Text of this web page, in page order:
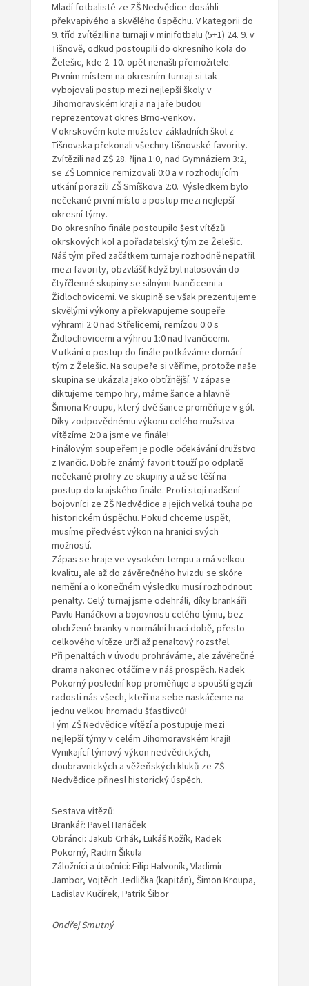
Mladí fotbalisté ze ZŠ Nedvědice dosáhli
překvapivého a skvělého úspěchu. V kategorii do
9. tříd zvítězili na turnaji v minifotbalu (5+1) 24. 9. v
Tišnově, odkud postoupili do okresního kola do
Želešic, kde 2. 10. opět nenašli přemožitele.
Prvním místem na okresním turnaji si tak
vybojovali postup mezi nejlepší školy v
Jihomoravském kraji a na jaře budou
reprezentovat okres Brno-venkov.
V okrskovém kole mužstev základních škol z
Tišnovska překonali všechny tišnovské favority.
Zvítězili nad ZŠ 28. října 1:0, nad Gymnáziem 3:2,
se ZŠ Lomnice remizovali 0:0 a v rozhodujícím
utkání porazili ZŠ Smíškova 2:0. Výsledkem bylo
nečekané první místo a postup mezi nejlepší
okresní týmy.
Do okresního finále postoupilo šest vítězů
okrskových kol a pořadatelský tým ze Želešic.
Náš tým před začátkem turnaje rozhodně nepatřil
mezi favority, obzvlášť když byl nalosován do
čtyřčlenné skupiny se silnými Ivančicemi a
Židlochovicemi. Ve skupině se však prezentujeme
skvělými výkony a překvapujeme soupeře
výhrami 2:0 nad Střelicemi, remízou 0:0 s
Židlochovicemi a výhrou 1:0 nad Ivančicemi.
V utkání o postup do finále potkáváme domácí
tým z Želešic. Na soupeře si věříme, protože naše
skupina se ukázala jako obtížnější. V zápase
diktujeme tempo hry, máme šance a hlavně
Šimona Kroupu, který dvě šance proměňuje v gól.
Díky zodpovědnému výkonu celého mužstva
vítězíme 2:0 a jsme ve finále!
Finálovým soupeřem je podle očekávání družstvo
z Ivančic. Dobře známý favorit touží po odplatě
nečekané prohry ze skupiny a už se těší na
postup do krajského finále. Proti stojí nadšení
bojovníci ze ZŠ Nedvědice a jejich velká touha po
historickém úspěchu. Pokud chceme uspět,
musíme předvést výkon na hranici svých
možností.
Zápas se hraje ve vysokém tempu a má velkou
kvalitu, ale až do závěrečného hvizdu se skóre
nemění a o konečném výsledku musí rozhodnout
penalty. Celý turnaj jsme odehráli, díky brankáři
Pavlu Hanáčkovi a bojovnosti celého týmu, bez
obdržené branky v normální hrací době, přesto
celkového vítěze určí až penaltový rozstřel.
Při penaltách v úvodu prohráváme, ale závěrečné
drama nakonec otáčíme v náš prospěch. Radek
Pokorný poslední kop proměňuje a spouští gejzír
radosti nás všech, kteří na sebe naskáčeme na
jednu velkou hromadu šťastlivců!
Tým ZŠ Nedvědice vítězí a postupuje mezi
nejlepší týmy v celém Jihomoravském kraji!
Vynikající týmový výkon nedvědických,
doubravnických a věžeňských kluků ze ZŠ
Nedvědice přinesl historický úspěch.
Sestava vítězů:
Brankář: Pavel Hanáček
Obránci: Jakub Crhák, Lukáš Kožík, Radek
Pokorný, Radim Šikula
Záložníci a útočníci: Filip Halvoník, Vladimír
Jambor, Vojtěch Jedlička (kapitán), Šimon Kroupa,
Ladislav Kučírek, Patrik Šibor
Ondřej Smutný